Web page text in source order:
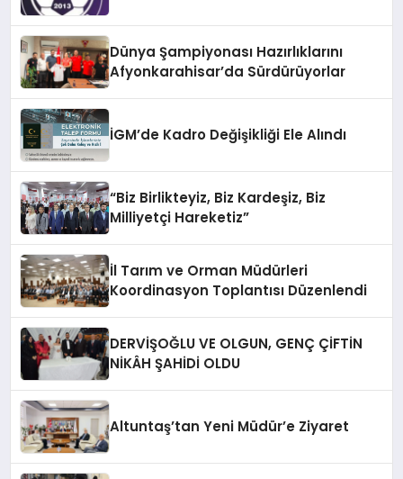
Dünya Şampiyonası Hazırlıklarını
Afyonkarahisar’da Sürdürüyorlar
İGM’de Kadro Değişikliği Ele Alındı
“Biz Birlikteyiz, Biz Kardeşiz, Biz
Milliyetçi Hareketiz”
İl Tarım ve Orman Müdürleri
Koordinasyon Toplantısı Düzenlendi
DERVİŞOĞLU VE OLGUN, GENÇ ÇİFTİN
NİKÂH ŞAHİDİ OLDU
Altuntaş’tan Yeni Müdür’e Ziyaret